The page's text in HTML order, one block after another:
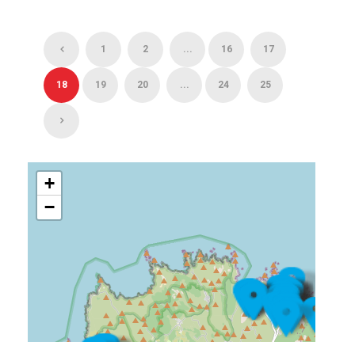
1 2 ... 16 17
18 19 20 ... 24 25
+
−